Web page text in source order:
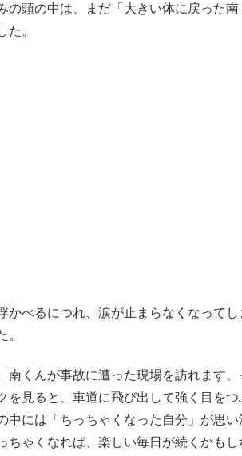
の頭の中は、まだ「大きい体に戻った
た。
べるにつれ、涙が止まらなくなってし
。
くんが事故に遭った現場を訪れます。
を見ると、車道に飛び出して強く目をつ
中には「ちっちゃくなった自分」が思い
ちゃくなれば、楽しい毎日が続くかも